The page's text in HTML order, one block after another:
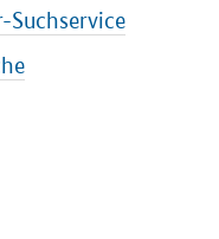
Suchservice